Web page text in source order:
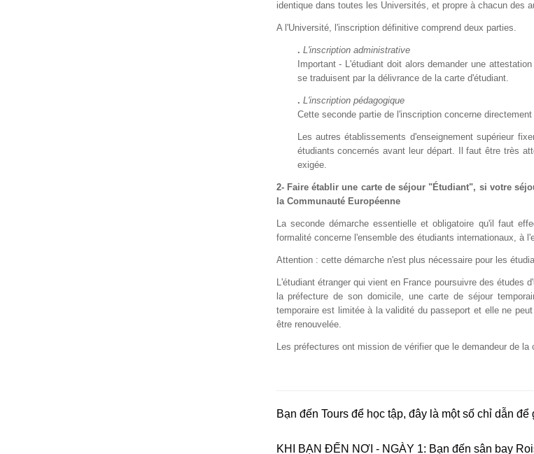
identique dans toutes les Universités, et propre à chacun des
A l'Université, l'inscription définitive comprend deux parties.
. L'inscription administrative
Important - L'étudiant doit alors demander une
se traduisent par la délivrance de la carte d'étudiant.
. L'inscription pédagogique
Cette seconde partie de l'inscription concerne
Les autres établissements d'enseignement supérieur
étudiants concernés avant leur départ. Il faut être très
exigée.
2- Faire établir une carte de séjour "Étudiant", si votre
la Communauté Européenne
La seconde démarche essentielle et obligatoire qu'il faut
formalité concerne l'ensemble des étudiants internationaux, à
Attention : cette démarche n'est plus nécessaire pour les
L'étudiant étranger qui vient en France poursuivre des études
la préfecture de son domicile, une carte de séjour
temporaire est limitée à la validité du passeport et elle ne
être renouvelée.
Les préfectures ont mission de vérifier que le demandeur de la
Bạn đến Tours để học tập, đây là một số chỉ dẫn để
KHI BẠN ĐẾN NƠI - NGÀY 1: Bạn đến sân bay